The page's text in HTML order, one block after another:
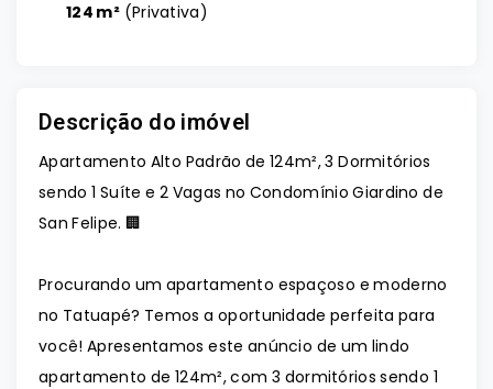
124 m² (Privativa)
Descrição do imóvel
Apartamento Alto Padrão de 124m², 3 Dormitórios
sendo 1 Suíte e 2 Vagas no Condomínio Giardino de
San Felipe. 🏢
Procurando um apartamento espaçoso e moderno
no Tatuapé? Temos a oportunidade perfeita para
você! Apresentamos este anúncio de um lindo
apartamento de 124m², com 3 dormitórios sendo 1